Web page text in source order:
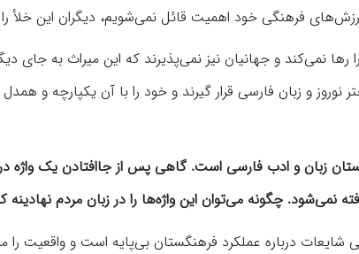
فرهنگی خود اهمیت قائل نمی‌شویم، دیگران این خلأ
رها نمی‌کند و جهانیان نیز نمی‌پذیرند که این میراث به جای
و زبان فارسی قرار گیرند و خود را با آن یکپارچه و همدل
زبان و ادب فارسی است. گاهی پس از جاافتادن یک واژه
نمی‌شود. چگونه می‌توان این واژه‌ها را در زبان مردم نهادینه
درباره عملکرد فرهنگستان بی‌پایه است و واقعیت